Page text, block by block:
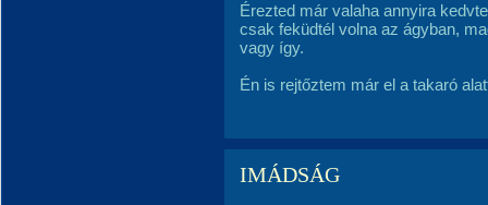
Érezted már valaha annyira
csak feküdtél volna az ágyban,
vagy így.
Én is rejtőztem már el a takaró
IMÁDSÁG